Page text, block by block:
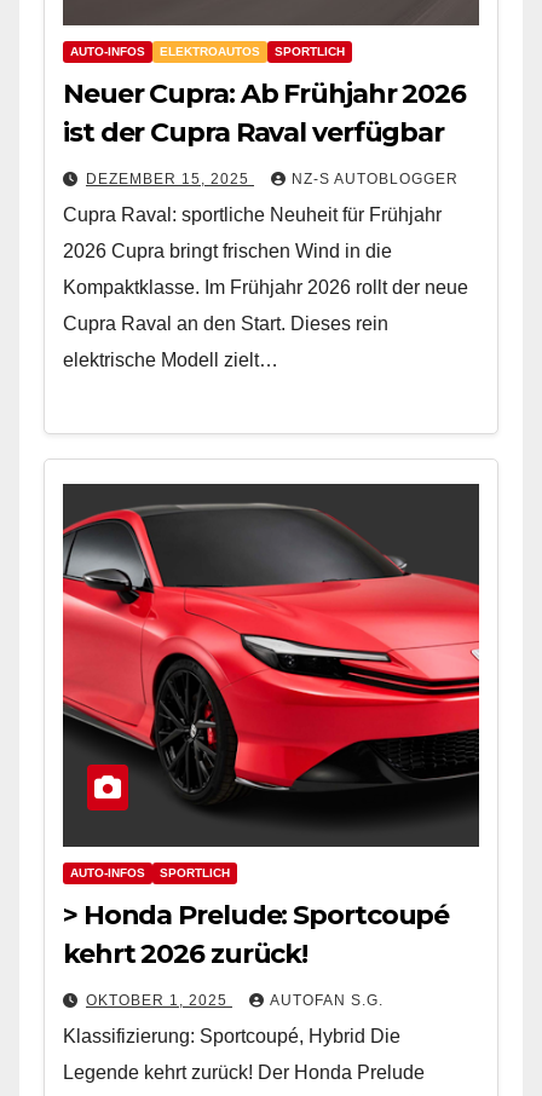
AUTO-INFOS ELEKTROAUTOS SPORTLICH
Neuer Cupra: Ab Frühjahr 2026
ist der Cupra Raval verfügbar
DEZEMBER 15, 2025 NZ-S AUTOBLOGGER
Cupra Raval: sportliche Neuheit für Frühjahr
2026 Cupra bringt frischen Wind in die
Kompaktklasse. Im Frühjahr 2026 rollt der neue
Cupra Raval an den Start. Dieses rein
elektrische Modell zielt…
AUTO-INFOS SPORTLICH
> Honda Prelude: Sportcoupé
kehrt 2026 zurück!
OKTOBER 1, 2025 AUTOFAN S.G.
Klassifizierung: Sportcoupé, Hybrid Die
Legende kehrt zurück! Der Honda Prelude